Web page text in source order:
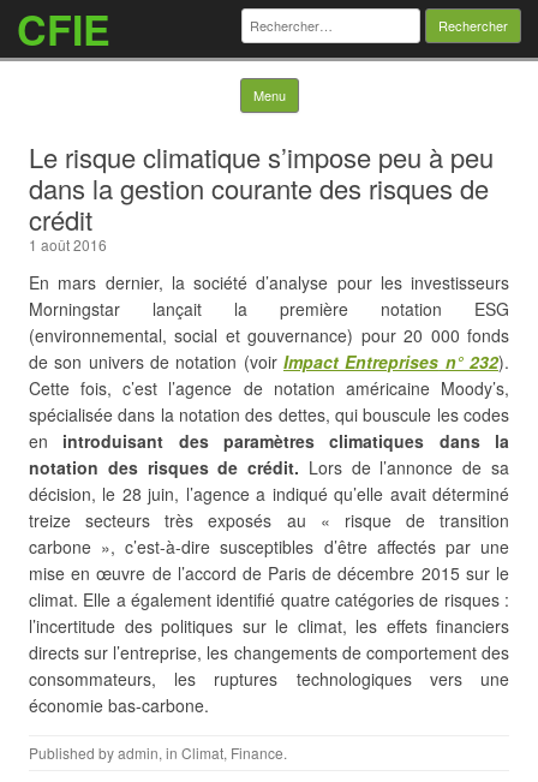
CFIE Rechercher :
Menu Skip to content
Le risque climatique s’impose peu à peu
dans la gestion courante des risques de
crédit
1 août 2016
En mars dernier, la société d’analyse pour les investisseurs
Morningstar lançait la première notation ESG
(environnemental, social et gouvernance) pour 20 000 fonds
de son univers de notation (voir Impact Entreprises n° 232).
Cette fois, c’est l’agence de notation américaine Moody’s,
spécialisée dans la notation des dettes, qui bouscule les codes
en introduisant des paramètres climatiques dans la
notation des risques de crédit. Lors de l’annonce de sa
décision, le 28 juin, l’agence a indiqué qu’elle avait déterminé
treize secteurs très exposés au « risque de transition
carbone », c’est-à-dire susceptibles d’être affectés par une
mise en œuvre de l’accord de Paris de décembre 2015 sur le
climat. Elle a également identifié quatre catégories de risques :
l’incertitude des politiques sur le climat, les effets financiers
directs sur l’entreprise, les changements de comportement des
consommateurs, les ruptures technologiques vers une
économie bas-carbone.
Published byadmin, in Climat, Finance.